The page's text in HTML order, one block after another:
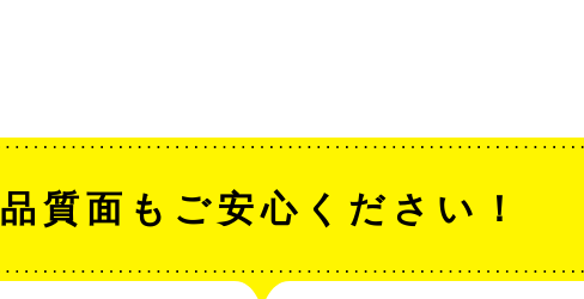
品質面もご安心ください！